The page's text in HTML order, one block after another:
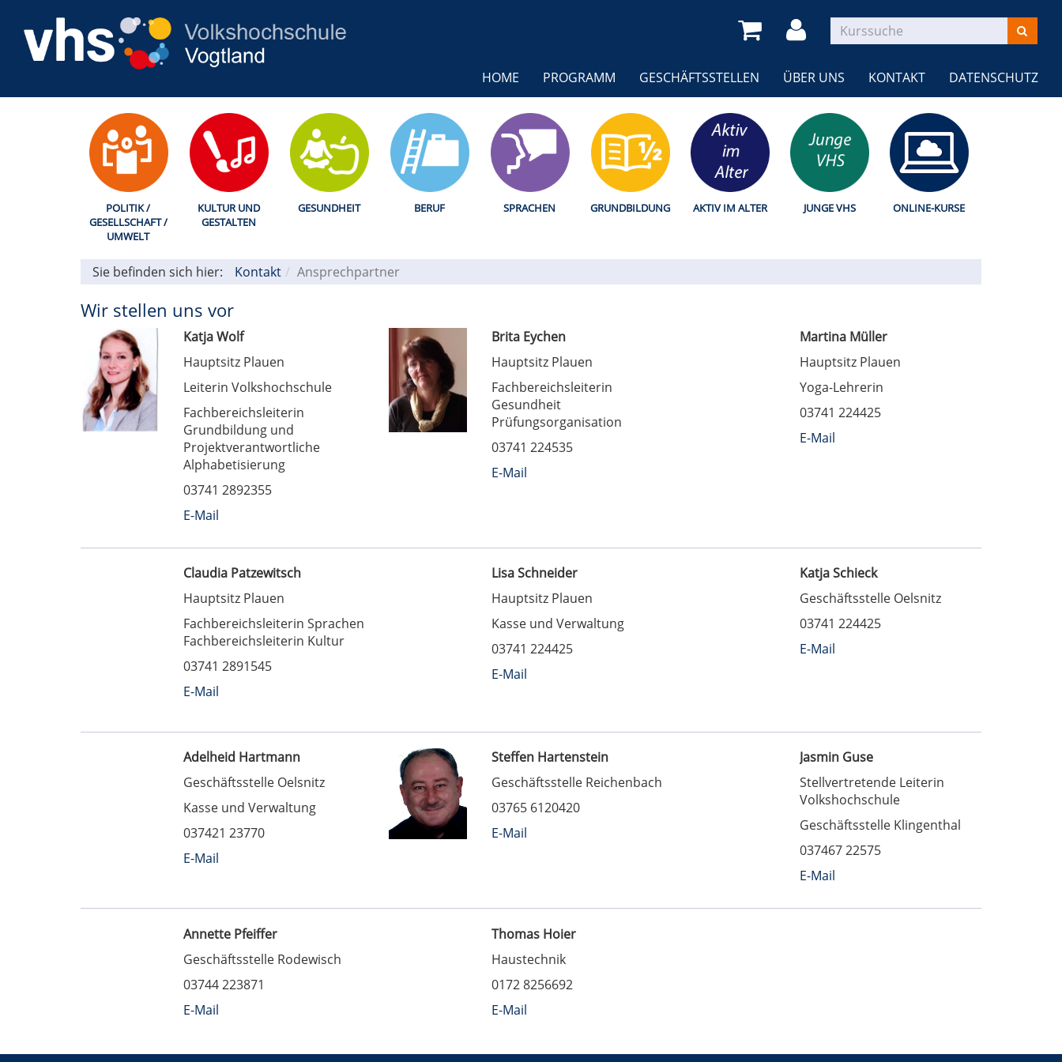
HOME PROGRAMM GESCHÄFTSSTELLEN ÜBER UNS KONTAKT DATENSCHUTZ
POLITIK /
GESELLSCHAFT /
UMWELT
KULTUR UND
GESTALTEN
GESUNDHEIT BERUF SPRACHEN GRUNDBILDUNG AKTIV IM ALTER JUNGE VHS ONLINE-KURSE
Sie befinden sich hier: Kontakt Ansprechpartner
Wir stellen uns vor
Katja Wolf
Hauptsitz Plauen
Leiterin Volkshochschule
Fachbereichsleiterin
Grundbildung und
Projektverantwortliche
Alphabetisierung
03741 2892355
E-Mail
Brita Eychen
Hauptsitz Plauen
Fachbereichsleiterin
Gesundheit
Prüfungsorganisation
03741 224535
E-Mail
Martina Müller
Hauptsitz Plauen
Yoga-Lehrerin
03741 224425
E-Mail
Claudia Patzewitsch
Hauptsitz Plauen
Fachbereichsleiterin Sprachen
Fachbereichsleiterin Kultur
03741 2891545
E-Mail
Lisa Schneider
Hauptsitz Plauen
Kasse und Verwaltung
03741 224425
E-Mail
Katja Schieck
Geschäftsstelle Oelsnitz
03741 224425
E-Mail
Adelheid Hartmann
Geschäftsstelle Oelsnitz
Kasse und Verwaltung
037421 23770
E-Mail
Steffen Hartenstein
Geschäftsstelle Reichenbach
03765 6120420
E-Mail
Jasmin Guse
Stellvertretende Leiterin
Volkshochschule
Geschäftsstelle Klingenthal
037467 22575
E-Mail
Annette Pfeiffer
Geschäftsstelle Rodewisch
03744 223871
E-Mail
Thomas Hoier
Haustechnik
0172 8256692
E-Mail